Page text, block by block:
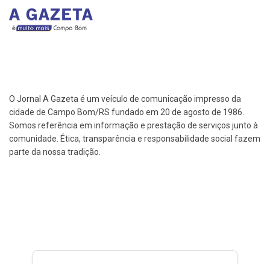
O Jornal A Gazeta é um veículo de comunicação impresso da
cidade de Campo Bom/RS fundado em 20 de agosto de 1986.
Somos referência em informação e prestação de serviços junto à
comunidade. Ética, transparência e responsabilidade social fazem
parte da nossa tradição.